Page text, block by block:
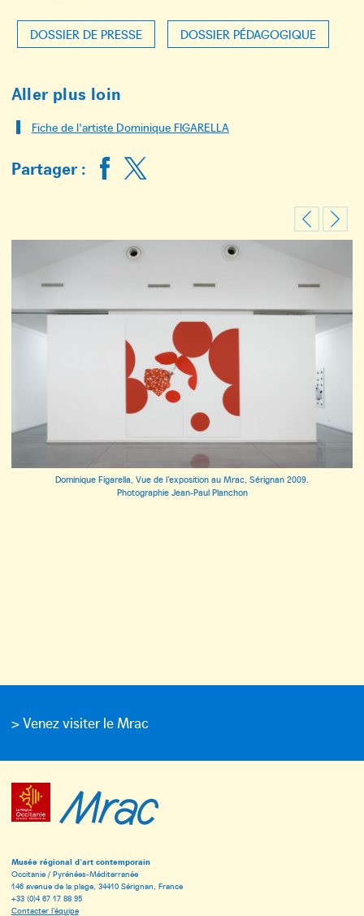
DOSSIER DE PRESSE DOSSIER PÉDAGOGIQUE
Aller plus loin
Fiche de l'artiste Dominique FIGARELLA
Partager :
Previous
Dominique Figarella, Vue de l’exposition au Mrac, Sérignan 2009.
Photographie Jean-Paul Planchon
Next
> Venez visiter le Mrac
Musée régional d’art contemporain
Occitanie / Pyrénées-Méditerranée
146 avenue de la plage, 34410 Sérignan, France
+33 (0)4 67 17 88 95
Contacter l’équipe